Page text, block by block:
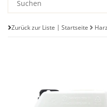
Zurück zur Liste Startseite